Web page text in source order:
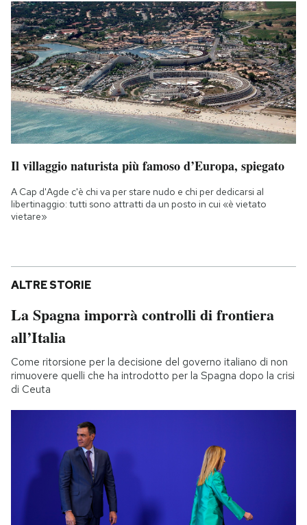
Il villaggio naturista più famoso d’Europa, spiegato
A Cap d'Agde c'è chi va per stare nudo e chi per dedicarsi al
libertinaggio: tutti sono attratti da un posto in cui «è vietato
vietare»
ALTRE STORIE
La Spagna imporrà controlli di frontiera
all’Italia
Come ritorsione per la decisione del governo italiano di non
rimuovere quelli che ha introdotto per la Spagna dopo la crisi
di Ceuta